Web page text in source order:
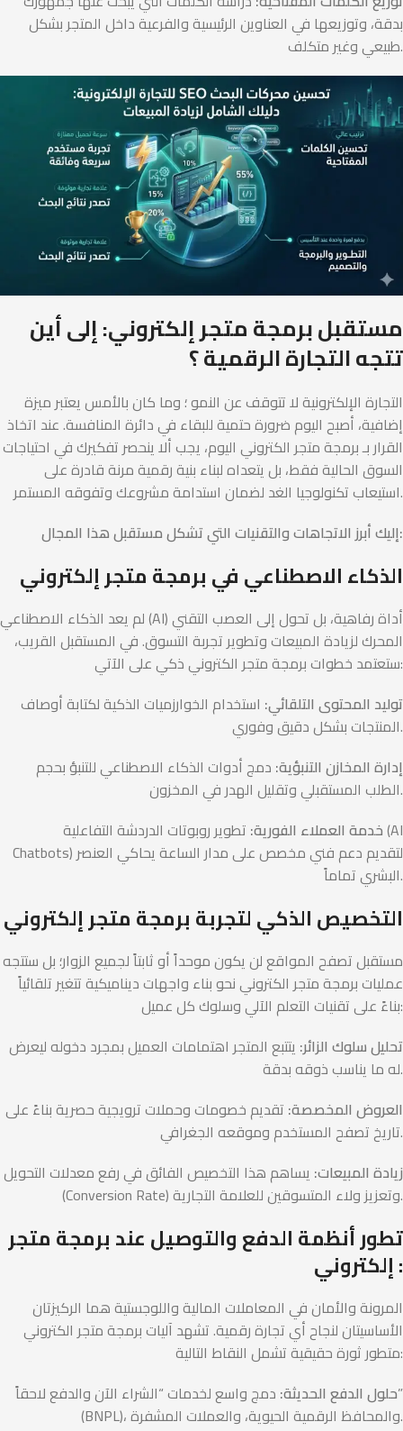
بدقة، وتوزيعها في العناوين الرئيسية والفرعية داخل المتجر بشكل
طبيعي وغير متكلف.
مستقبل برمجة متجر إلكتروني: إلى أين
تتجه التجارة الرقمية ؟
التجارة الإلكترونية لا تتوقف عن النمو ؛ وما كان بالأمس يعتبر ميزة
إضافية، أصبح اليوم ضرورة حتمية للبقاء في دائرة المنافسة. عند اتخاذ
القرار بـ برمجة متجر الكتروني اليوم، يجب ألا ينحصر تفكيرك في احتياجات
السوق الحالية فقط، بل يتعداه لبناء بنية رقمية مرنة قادرة على
استيعاب تكنولوجيا الغد لضمان استدامة مشروعك وتفوقه المستمر.
إليك أبرز الاتجاهات والتقنيات التي تشكل مستقبل هذا المجال:
الذكاء الاصطناعي في برمجة متجر إلكتروني
لم يعد الذكاء الاصطناعي (AI) أداة رفاهية، بل تحول إلى العصب التقني
المحرك لزيادة المبيعات وتطوير تجربة التسوق. في المستقبل القريب،
ستعتمد خطوات برمجة متجر الكتروني ذكي على الآتي:
توليد المحتوى التلقائي: استخدام الخوارزميات الذكية لكتابة أوصاف
المنتجات بشكل دقيق وفوري.
إدارة المخازن التنبؤية: دمج أدوات الذكاء الاصطناعي للتنبؤ بحجم
الطلب المستقبلي وتقليل الهدر في المخزون.
خدمة العملاء الفورية: تطوير روبوتات الدردشة التفاعلية (AI
Chatbots) لتقديم دعم فني مخصص على مدار الساعة يحاكي العنصر
البشري تماماً.
التخصيص الذكي لتجربة برمجة متجر إلكتروني
مستقبل تصفح المواقع لن يكون موحداً أو ثابتاً لجميع الزوار؛ بل ستتجه
عمليات برمجة متجر الكتروني نحو بناء واجهات ديناميكية تتغير تلقائياً
بناءً على تقنيات التعلم الآلي وسلوك كل عميل:
تحليل سلوك الزائر: يتتبع المتجر اهتمامات العميل بمجرد دخوله ليعرض
له ما يناسب ذوقه بدقة.
العروض المخصصة: تقديم خصومات وحملات ترويجية حصرية بناءً على
تاريخ تصفح المستخدم وموقعه الجغرافي.
زيادة المبيعات: يساهم هذا التخصيص الفائق في رفع معدلات التحويل
(Conversion Rate) وتعزيز ولاء المتسوقين للعلامة التجارية.
تطور أنظمة الدفع والتوصيل عند برمجة متجر
إلكتروني :
المرونة والأمان في المعاملات المالية واللوجستية هما الركيزتان
الأساسيتان لنجاح أي تجارة رقمية. تشهد آليات برمجة متجر الكتروني
متطور ثورة حقيقية تشمل النقاط التالية:
حلول الدفع الحديثة: دمج واسع لخدمات “الشراء الآن والدفع لاحقاً”
(BNPL)، والمحافظ الرقمية الحيوية، والعملات المشفرة.